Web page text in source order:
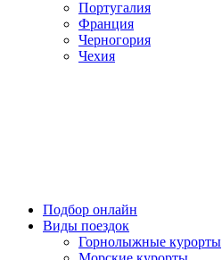
Португалия
Франция
Черногория
Чехия
Подбор онлайн
Виды поездок
Горнолыжные курорты